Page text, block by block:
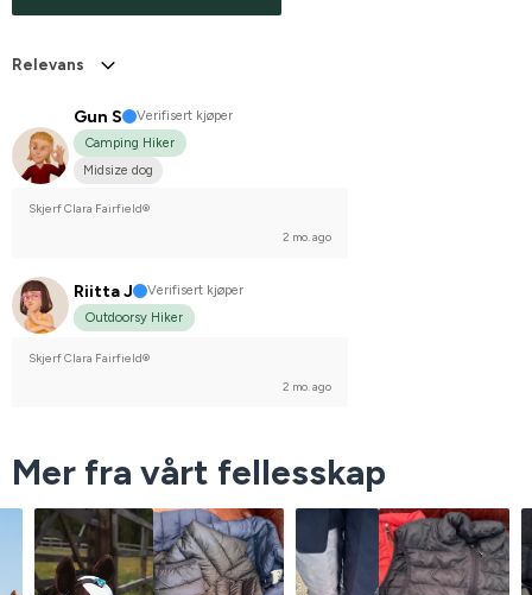
Relevans
Gun S
Verifisert kjøper
Camping Hiker
Midsize dog
Skjerf Clara Fairfield®
2 mo. ago
Riitta J
Verifisert kjøper
Outdoorsy Hiker
Skjerf Clara Fairfield®
2 mo. ago
Mer fra vårt fellesskap